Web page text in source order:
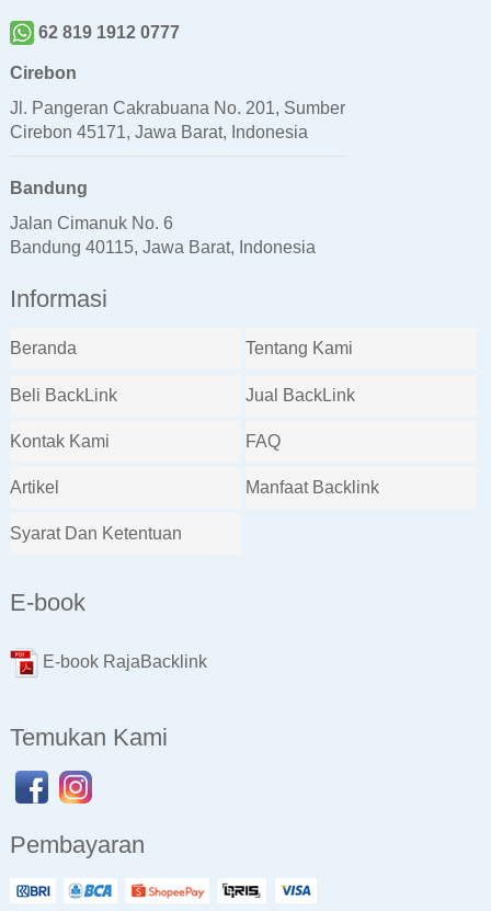
62 819 1912 0777
Cirebon
Jl. Pangeran Cakrabuana No. 201, Sumber
Cirebon 45171, Jawa Barat, Indonesia
Bandung
Jalan Cimanuk No. 6
Bandung 40115, Jawa Barat, Indonesia
Informasi
Beranda Tentang Kami
Beli BackLink Jual BackLink
Kontak Kami FAQ
Artikel Manfaat Backlink
Syarat Dan Ketentuan
E-book
E-book RajaBacklink
Temukan Kami
Pembayaran